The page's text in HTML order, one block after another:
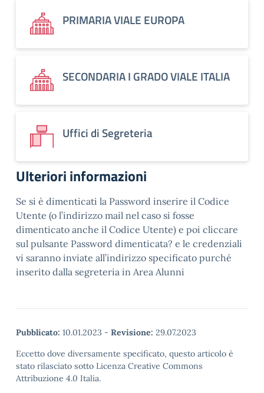
PRIMARIA VIALE EUROPA
SECONDARIA I GRADO VIALE ITALIA
Uffici di Segreteria
Ulteriori informazioni
Se si è dimenticati la Password inserire il Codice
Utente (o l’indirizzo mail nel caso si fosse
dimenticato anche il Codice Utente) e poi cliccare
sul pulsante Password dimenticata? e le credenziali
vi saranno inviate all’indirizzo specificato purché
inserito dalla segreteria in Area Alunni
Pubblicato: 10.01.2023 - Revisione: 29.07.2023
Eccetto dove diversamente specificato, questo articolo è
stato rilasciato sotto Licenza Creative Commons
Attribuzione 4.0 Italia.